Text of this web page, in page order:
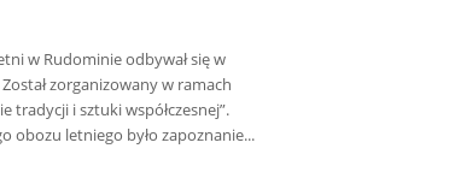
w Rudominie odbywał się w
zorganizowany w ramach
tradycji i sztuki współczesnej”.
obozu letniego było zapoznanie...